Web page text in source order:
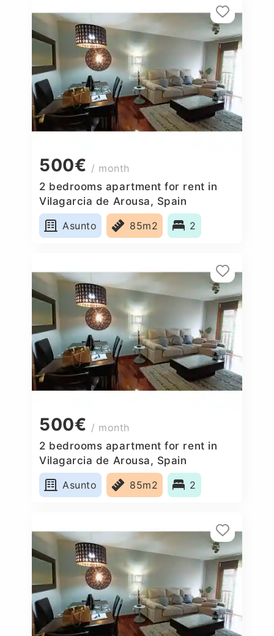
500€ / month
2 bedrooms apartment for rent in
Vilagarcia de Arousa, Spain
Asunto
85m2 2
500€ / month
2 bedrooms apartment for rent in
Vilagarcia de Arousa, Spain
Asunto
85m2 2